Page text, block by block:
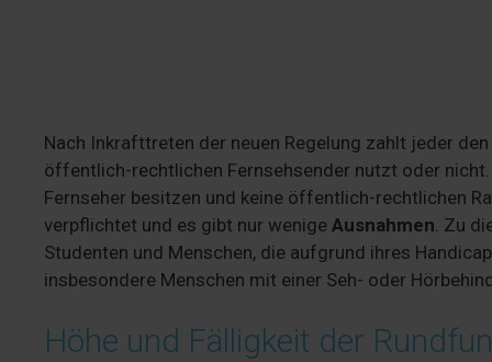
Nach Inkrafttreten der neuen Regelung zahlt jeder
öffentlich-rechtlichen Fernsehsender nutzt oder
Fernseher besitzen und keine öffentlich-rechtlichen
verpflichtet und es gibt nur wenige Ausnahmen . Zu
Studenten und Menschen, die aufgrund ihres
insbesondere Menschen mit einer Seh- oder
Höhe und Fälligkeit der